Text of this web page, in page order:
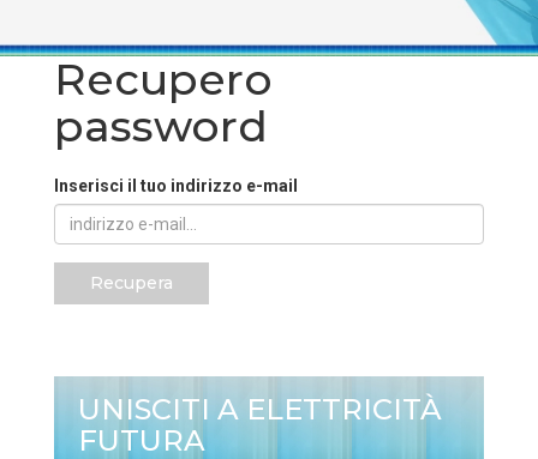
Recupero
password
Inserisci il tuo indirizzo e-mail
Recupera
UNISCITI A ELETTRICITÀ
FUTURA